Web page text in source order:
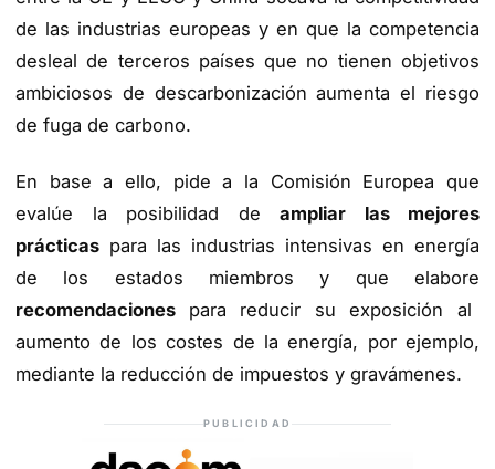
de las industrias europeas y en que la competencia
desleal de terceros países que no tienen objetivos
ambiciosos de descarbonización aumenta el riesgo
de fuga de carbono.
En base a ello, pide a la Comisión Europea que
evalúe la posibilidad de ampliar las mejores
prácticas para las industrias intensivas en energía
de los estados miembros y que elabore
recomendaciones para reducir su exposición al
aumento de los costes de la energía, por ejemplo,
mediante la reducción de impuestos y gravámenes.
PUBLICIDAD